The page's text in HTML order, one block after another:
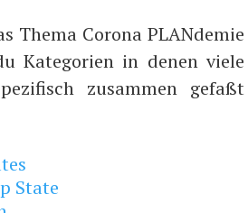
Thema Corona PLANdemie
Kategorien in denen viele
zusammen gefaßt
State